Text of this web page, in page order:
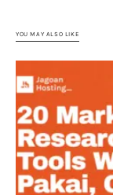
YOU MAY ALSO LIKE